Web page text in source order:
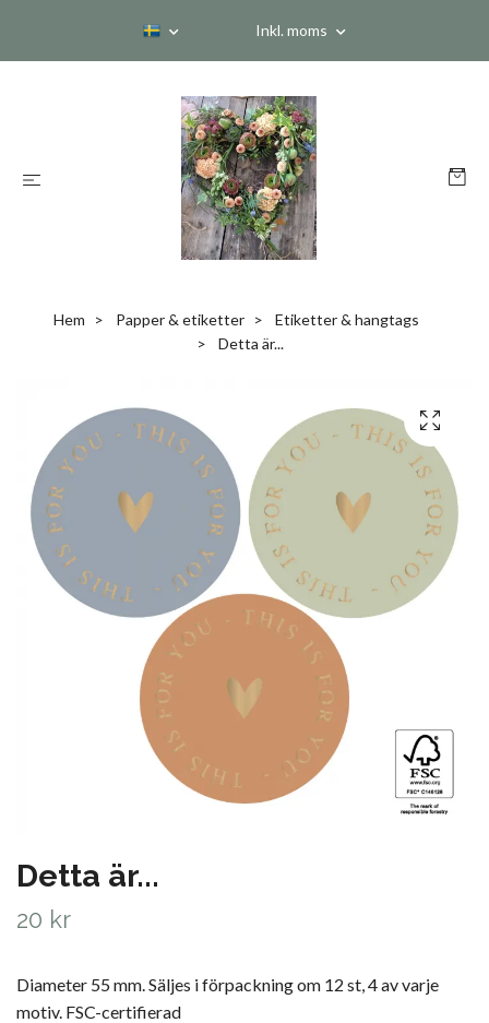
Inkl. moms
Hem Papper & etiketter
Etiketter & hangtags
Detta är...
Detta är...
20 kr
Diameter 55 mm. Säljes i förpackning om 12 st, 4 av varje
motiv. FSC-certifierad